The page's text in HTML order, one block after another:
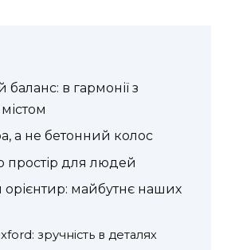
баланс: в гармонії з
а не бетонний колос
простір для людей
майбутнє наших
зручність в деталях